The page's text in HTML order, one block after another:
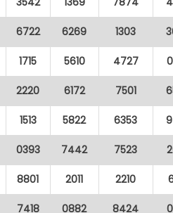
6722 6269 1303
1715 5610 4727
2220 6172 7501
1513 5822 6353
0393 7442 7523
8801 2011 2210
7418 0882 8424